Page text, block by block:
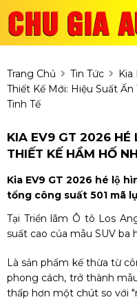
Trang Chủ Tin Tức
Kia
Thiết Kế Mới: Hiệu Suất
Tinh Tế
KIA EV9 GT 2026 HÉ
THIẾT KẾ HẦM HỐ
Kia EV9 GT 2026 hé lộ
tổng công suất 501 mã
Tại Triển lãm Ô tô Los
suất cao của mẫu SUV ba
Là sản phẩm kế thừa từ
phong cách, trở thành
thấp hơn một chút so với